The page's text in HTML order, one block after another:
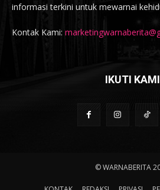
informasi terkini untuk mewarnai
Kontak Kami:
IKUTI KAMI
© WARNABERITA